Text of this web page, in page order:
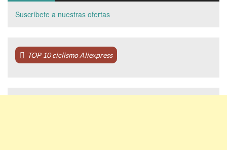
Suscríbete a nuestras ofertas
TOP 10 ciclismo Aliexpress